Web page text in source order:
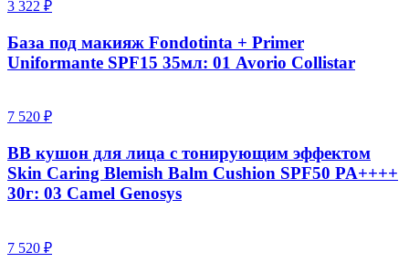
3 322 ₽
База под макияж Fondotinta + Primer
Uniformante SPF15 35мл: 01 Avorio Collistar
7 520 ₽
BB кушон для лица с тонирующим эффектом
Skin Caring Blemish Balm Cushion SPF50 PA++++
30г: 03 Camel Genosys
7 520 ₽